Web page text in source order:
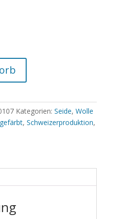
Kategorien: Seide, Wolle
, Schweizerproduktion,